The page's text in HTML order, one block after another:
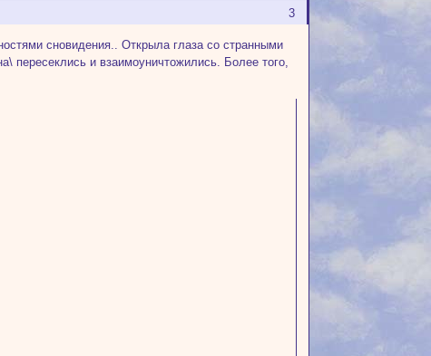
3
сновидения.. Открыла глаза со странными
пересеклись и взаимоуничтожились. Более того,